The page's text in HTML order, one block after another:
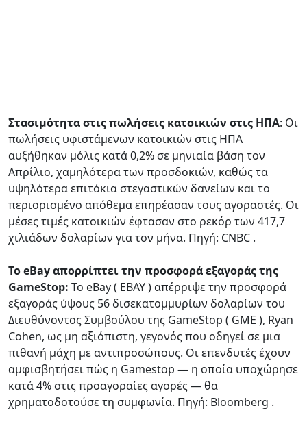
Στασιμότητα στις πωλήσεις κατοικιών στις ΗΠΑ: Οι
πωλήσεις υφιστάμενων κατοικιών στις ΗΠΑ
αυξήθηκαν μόλις κατά 0,2% σε μηνιαία βάση τον
Απρίλιο, χαμηλότερα των προσδοκιών, καθώς τα
υψηλότερα επιτόκια στεγαστικών δανείων και το
περιορισμένο απόθεμα επηρέασαν τους αγοραστές. Οι
μέσες τιμές κατοικιών έφτασαν στο ρεκόρ των 417,7
χιλιάδων δολαρίων για τον μήνα. Πηγή: CNBC .
Το eBay απορρίπτει την προσφορά εξαγοράς της
GameStop: Το eBay ( EBAY ) απέρριψε την προσφορά
εξαγοράς ύψους 56 δισεκατομμυρίων δολαρίων του
Διευθύνοντος Συμβούλου της GameStop ( GME ), Ryan
Cohen, ως μη αξιόπιστη, γεγονός που οδηγεί σε μια
πιθανή μάχη με αντιπροσώπους. Οι επενδυτές έχουν
αμφισβητήσει πώς η Gamestop — η οποία υποχώρησε
κατά 4% στις προαγοραίες αγορές — θα
χρηματοδοτούσε τη συμφωνία. Πηγή: Bloomberg .